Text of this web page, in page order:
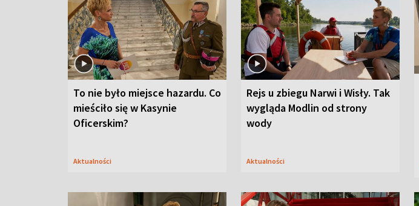
To nie było miejsce hazardu. Co
mieściło się w Kasynie
Oficerskim?
Aktualności
Rejs u zbiegu Narwi i Wisły. Tak
wygląda Modlin od strony
wody
Aktualności